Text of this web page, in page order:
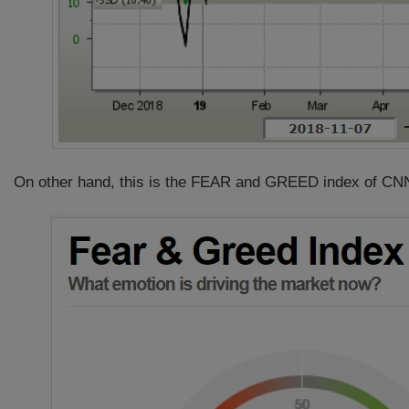
On other hand, this is the FEAR and GREED index of